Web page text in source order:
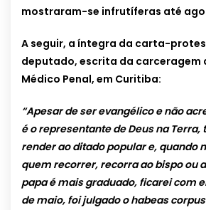
mostraram-se infrutíferas até
A seguir, a íntegra da carta-
deputado, escrita da carceragem
Médico Penal, em Curitiba:
“Apesar de ser evangélico e não
é o representante de Deus na Terra,
render ao ditado popular e, quando
quem recorrer, recorra ao bispo ou
papa é mais graduado, ficarei com
de maio, foi julgado o habeas